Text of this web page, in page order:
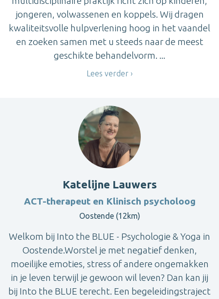
jongeren, volwassenen en koppels. Wij dragen
kwaliteitsvolle hulpverlening hoog in het vaandel
en zoeken samen met u steeds naar de meest
geschikte behandelvorm. ...
Lees verder
Katelijne Lauwers
ACT-therapeut en Klinisch psycholoog
Oostende (12km)
Welkom bij Into the BLUE - Psychologie & Yoga in
Oostende.Worstel je met negatief denken,
moeilijke emoties, stress of andere ongemakken
in je leven terwijl je gewoon wil leven? Dan kan jij
bij Into the BLUE terecht. Een begeleidingstraject